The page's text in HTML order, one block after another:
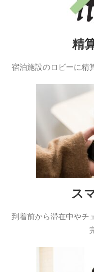
精
宿泊施設のロビーに精
ス
到着前から滞在中やチ